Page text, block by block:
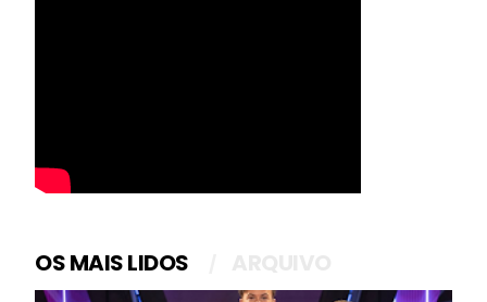
OS MAIS LIDOS